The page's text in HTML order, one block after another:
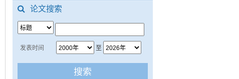
论文搜索
发表时间 至